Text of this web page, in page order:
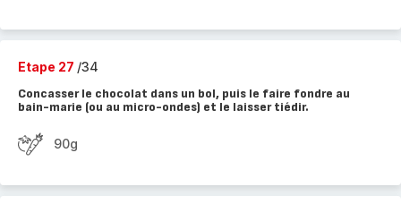
Etape 27 /34
Concasser le chocolat dans un bol, puis le faire fondre au
bain-marie (ou au micro-ondes) et le laisser tiédir.
90g